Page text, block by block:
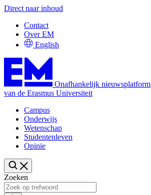
Direct naar inhoud
Contact
Over EM
English
Onafhankelijk nieuwsplatform
van de Erasmus Universiteit
Campus
Onderwijs
Wetenschap
Studentenleven
Opinie
Zoeken